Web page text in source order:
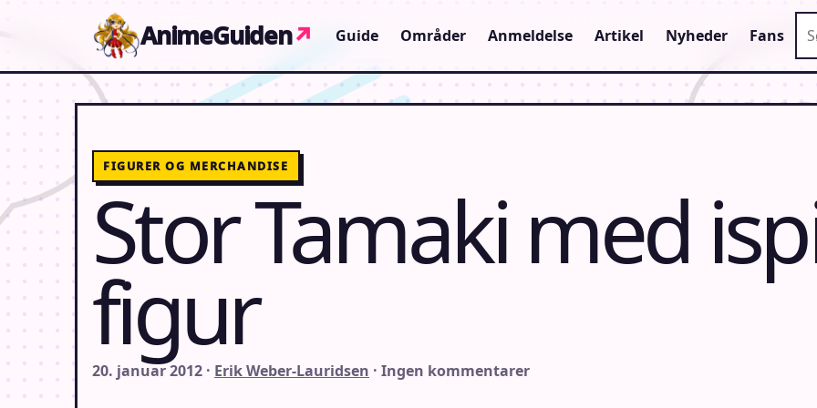
AnimeGuiden↗ Guide Områder Anmeldelse Artikel Nyheder Fans
FIGURER OG MERCHANDISE
Stor Tamaki med
figur
20. januar 2012 · Erik Weber-Lauridsen · Ingen kommentarer